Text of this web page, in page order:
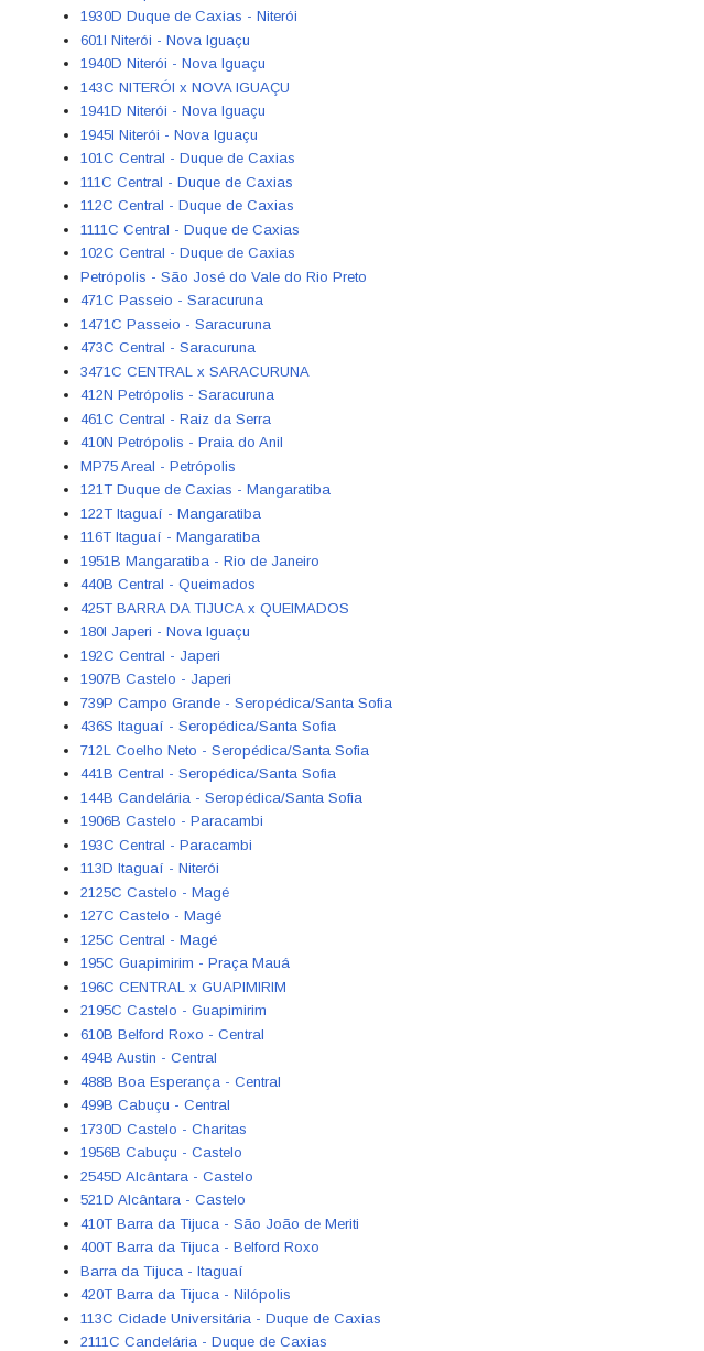
1930D Duque de Caxias - Niterói
601I Niterói - Nova Iguaçu
1940D Niterói - Nova Iguaçu
143C NITERÓI x NOVA IGUAÇU
1941D Niterói - Nova Iguaçu
1945I Niterói - Nova Iguaçu
101C Central - Duque de Caxias
111C Central - Duque de Caxias
112C Central - Duque de Caxias
1111C Central - Duque de Caxias
102C Central - Duque de Caxias
Petrópolis - São José do Vale do Rio Preto
471C Passeio - Saracuruna
1471C Passeio - Saracuruna
473C Central - Saracuruna
3471C CENTRAL x SARACURUNA
412N Petrópolis - Saracuruna
461C Central - Raiz da Serra
410N Petrópolis - Praia do Anil
MP75 Areal - Petrópolis
121T Duque de Caxias - Mangaratiba
122T Itaguaí - Mangaratiba
116T Itaguaí - Mangaratiba
1951B Mangaratiba - Rio de Janeiro
440B Central - Queimados
425T BARRA DA TIJUCA x QUEIMADOS
180I Japeri - Nova Iguaçu
192C Central - Japeri
1907B Castelo - Japeri
739P Campo Grande - Seropédica/Santa Sofia
436S Itaguaí - Seropédica/Santa Sofia
712L Coelho Neto - Seropédica/Santa Sofia
441B Central - Seropédica/Santa Sofia
144B Candelária - Seropédica/Santa Sofia
1906B Castelo - Paracambi
193C Central - Paracambi
113D Itaguaí - Niterói
2125C Castelo - Magé
127C Castelo - Magé
125C Central - Magé
195C Guapimirim - Praça Mauá
196C CENTRAL x GUAPIMIRIM
2195C Castelo - Guapimirim
610B Belford Roxo - Central
494B Austin - Central
488B Boa Esperança - Central
499B Cabuçu - Central
1730D Castelo - Charitas
1956B Cabuçu - Castelo
2545D Alcântara - Castelo
521D Alcântara - Castelo
410T Barra da Tijuca - São João de Meriti
400T Barra da Tijuca - Belford Roxo
Barra da Tijuca - Itaguaí
420T Barra da Tijuca - Nilópolis
113C Cidade Universitária - Duque de Caxias
2111C Candelária - Duque de Caxias